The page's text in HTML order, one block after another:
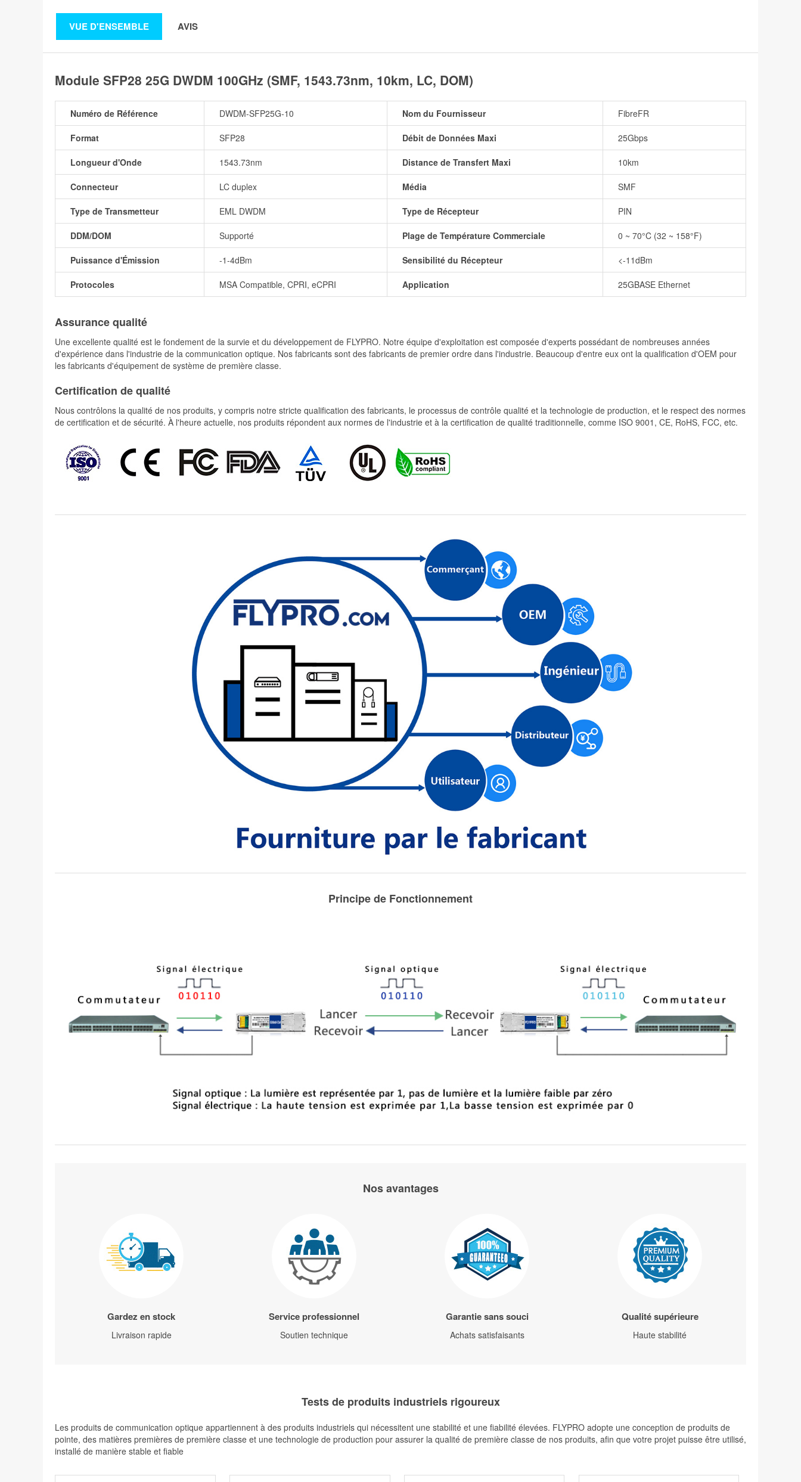
VUE D'ENSEMBLE AVIS
Module SFP28 25G DWDM 100GHz (SMF, 1543.73nm, 10km, LC, DOM)
Numéro de Référence DWDM-SFP25G-10 Nom du Fournisseur FibreFR
Format SFP28 Débit de Données Maxi 25Gbps
Longueur d'Onde 1543.73nm Distance de Transfert Maxi 10km
Connecteur LC duplex Média SMF
Type de Transmetteur EML DWDM Type de Récepteur PIN
DDM/DOM Supporté Plage de Température Commerciale 0 ~ 70°C (32 ~ 158°F)
Puissance d'Émission -1-4dBm Sensibilité du Récepteur <-11dBm
Protocoles MSA Compatible, CPRI, eCPRI Application 25GBASE Ethernet
Assurance qualité
Une excellente qualité est le fondement de la survie et du développement de FLYPRO. Notre équipe d'exploitation est composée d'experts possédant de nombreuses années
d'expérience dans l'industrie de la communication optique. Nos fabricants sont des fabricants de premier ordre dans l'industrie. Beaucoup d'entre eux ont la qualification d'OEM pour
les fabricants d'équipement de système de première classe.
Certification de qualité
Nous contrôlons la qualité de nos produits, y compris notre stricte qualification des fabricants, le processus de contrôle qualité et la technologie de production, et le respect des normes
de certification et de sécurité. À l'heure actuelle, nos produits répondent aux normes de l'industrie et à la certification de qualité traditionnelle, comme ISO 9001, CE, RoHS, FCC, etc.
Principe de Fonctionnement
Nos avantages
Gardez en stock
Livraison rapide
Service professionnel
Soutien technique
Garantie sans souci
Achats satisfaisants
Qualité supérieure
Haute stabilité
Tests de produits industriels rigoureux
Les produits de communication optique appartiennent à des produits industriels qui nécessitent une stabilité et une fiabilité élevées. FLYPRO adopte une conception de produits de
pointe, des matières premières de première classe et une technologie de production pour assurer la qualité de première classe de nos produits, afin que votre projet puisse être utilisé,
installé de manière stable et fiable